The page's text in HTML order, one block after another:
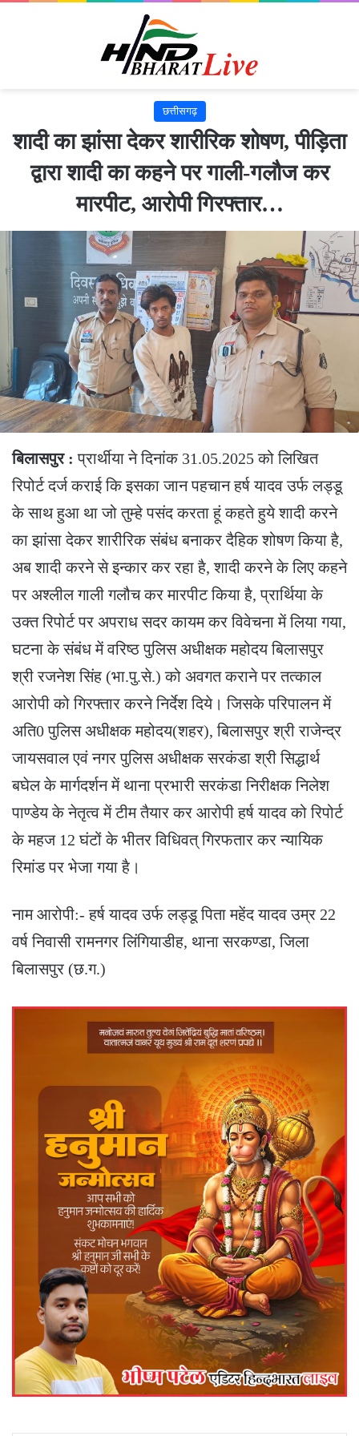
छत्तीसगढ़
शादी का झांसा देकर शारीरिक शोषण, पीड़िता
द्वारा शादी का कहने पर गाली-गलौज कर
मारपीट, आरोपी गिरफ्तार…
बिलासपुर : प्रार्थीया ने दिनांक 31.05.2025 को लिखित
रिपोर्ट दर्ज कराई कि इसका जान पहचान हर्ष यादव उर्फ लड्डू
के साथ हुआ था जो तुम्हे पसंद करता हूं कहते हुये शादी करने
का झांसा देकर शारीरिक संबंध बनाकर दैहिक शोषण किया है,
अब शादी करने से इन्कार कर रहा है, शादी करने के लिए कहने
पर अश्लील गाली गलौच कर मारपीट किया है, प्रार्थिया के
उक्त रिपोर्ट पर अपराध सदर कायम कर विवेचना में लिया गया,
घटना के संबंध में वरिष्ठ पुलिस अधीक्षक महोदय बिलासपुर
श्री रजनेश सिंह (भा.पु.से.) को अवगत कराने पर तत्काल
आरोपी को गिरफ्तार करने निर्देश दिये। जिसके परिपालन में
अति0 पुलिस अधीक्षक महोदय(शहर), बिलासपुर श्री राजेन्द्र
जायसवाल एवं नगर पुलिस अधीक्षक सरकंडा श्री सिद्धार्थ
बघेल के मार्गदर्शन में थाना प्रभारी सरकंडा निरीक्षक निलेश
पाण्डेय के नेतृत्व में टीम तैयार कर आरोपी हर्ष यादव को रिपोर्ट
के महज 12 घंटों के भीतर विधिवत् गिरफतार कर न्यायिक
रिमांड पर भेजा गया है।
नाम आरोपी:- हर्ष यादव उर्फ लड्डू पिता महेंद यादव उम्र 22
वर्ष निवासी रामनगर लिंगियाडीह, थाना सरकण्डा, जिला
बिलासपुर (छ.ग.)